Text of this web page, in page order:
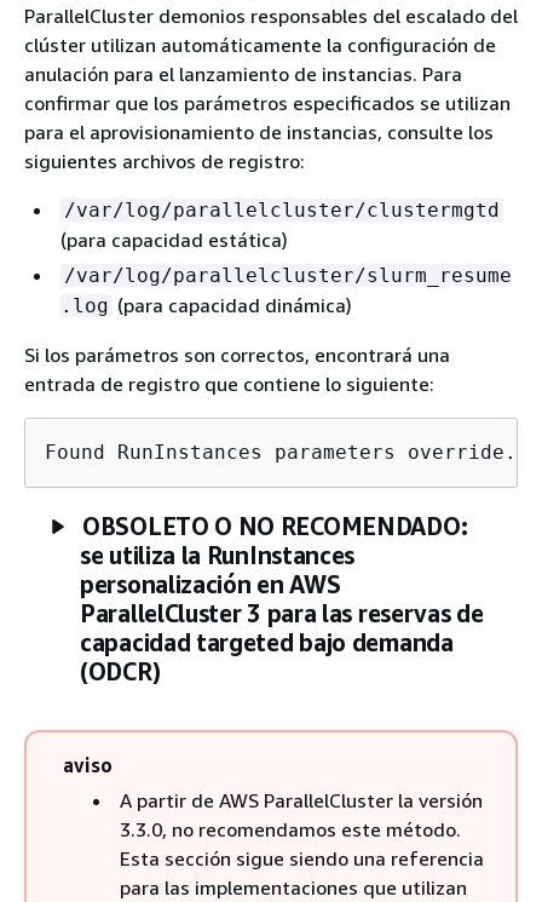
ParallelCluster demonios responsables del escalado del
clúster utilizan automáticamente la configuración de
anulación para el lanzamiento de instancias. Para
confirmar que los parámetros especificados se utilizan
para el aprovisionamiento de instancias, consulte los
siguientes archivos de registro:
/var/log/parallelcluster/clustermgtd
(para capacidad estática)
/var/log/parallelcluster/slurm_resume
.log (para capacidad dinámica)
Si los parámetros son correctos, encontrará una
entrada de registro que contiene lo siguiente:
Found RunInstances parameters
OBSOLETO O NO RECOMENDADO:
se utiliza la RunInstances
personalización en AWS
ParallelCluster 3 para las reservas de
capacidad targeted bajo demanda
(ODCR)
aviso
A partir de AWS ParallelCluster la versión
3.3.0, no recomendamos este método.
Esta sección sigue siendo una referencia
para las implementaciones que utilizan